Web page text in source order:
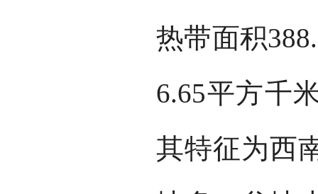
热带面积
6.65平方千
其特征为西